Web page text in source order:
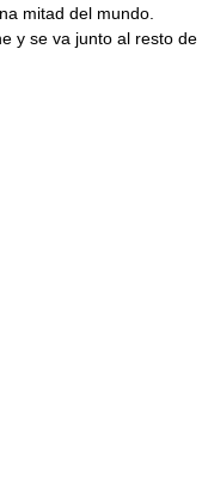
mitad del mundo.
y se va junto al resto de